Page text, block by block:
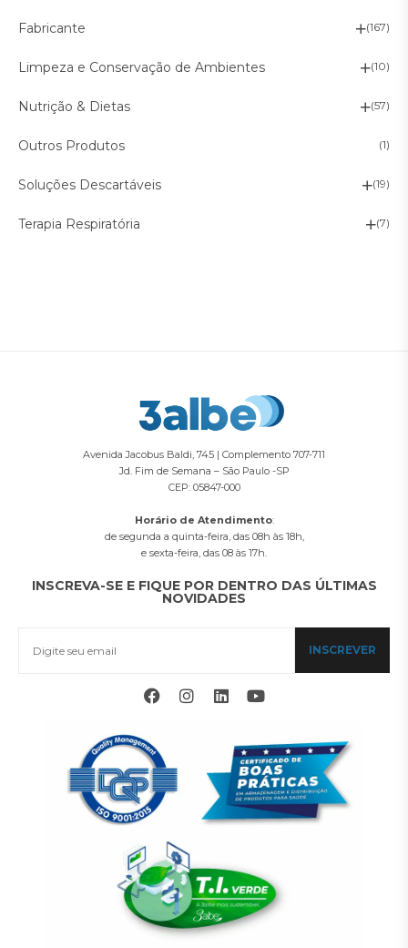
Fabricante (167)
Limpeza e Conservação de Ambientes (10)
Nutrição & Dietas (57)
Outros Produtos (1)
Soluções Descartáveis (19)
Terapia Respiratória (7)
Avenida Jacobus Baldi, 745 | Complemento 707-711
Jd. Fim de Semana – São Paulo -SP
CEP: 05847-000
Horário de Atendimento:
de segunda a quinta-feira, das 08h às 18h,
e sexta-feira, das 08 às 17h.
INSCREVA-SE E FIQUE POR DENTRO DAS ÚLTIMAS
NOVIDADES
INSCREVER